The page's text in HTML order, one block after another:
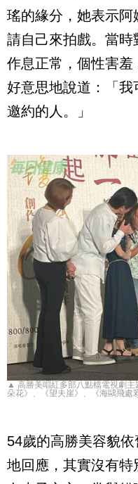
瑤的緣分，她表示
請自己來拍戲。當時
作息正常，個性害
好意思地說道：「
邀約的人。」
▲ 高勝美唱紅多部八點檔電視劇
朵花》、《望夫崖》、《海鷗飛
54歲的高勝美容貌
地回應，其實沒有